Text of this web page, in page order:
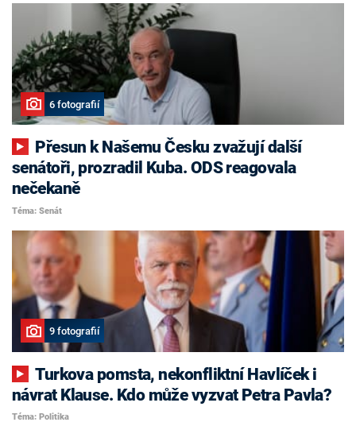
6 fotografií
senátoři, prozradil Kuba. ODS reagovala
nečekaně
Téma: Senát
9 fotografií
Turkova pomsta, nekonfliktní Havlíček i
návrat Klause. Kdo může vyzvat Petra Pavla?
Téma: Politika